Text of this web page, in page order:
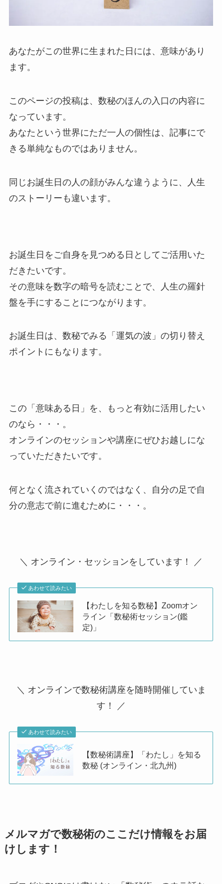
あなたがこの世界に生まれた日には、意味があり
ます。
このページの投稿は、数秘のほんの入口の内容に
なっています。
あなたという世界にただ一人の個性は、記事にで
きる単純なものではありません。
同じお誕生日の人の顔がみんな違うように、人生
のストーリーも違います。
お誕生日をご自身を見つめる日としてご活用いた
だきたいです。
その意味を数字の暗号を読むことで、人生の羅針
盤を手にすることにつながります。
お誕生日は、数秘でみる「運気の波」の切り替え
ポイントにもなります。
この「意味ある日」を、もっと有効に活用したい
のなら・・・。
オンラインのセッションや講座にぜひお越しにな
っていただきたいです。
何となく流されていくのではなく、自分の足で自
分の意志で前に進むために・・・。
＼ オンライン・セッションをしています！ ／
あわせて読みたい
【わたしを知る数秘】Zoomオン
ライン「数秘術セッション(鑑
定)」
＼ オンラインで数秘術講座を随時開催していま
す！ ／
あわせて読みたい
【数秘術講座】「わたし」を知る
数秘 (オンライン・北九州)
メルマガで数秘術のここだけ情報をお届
けします！